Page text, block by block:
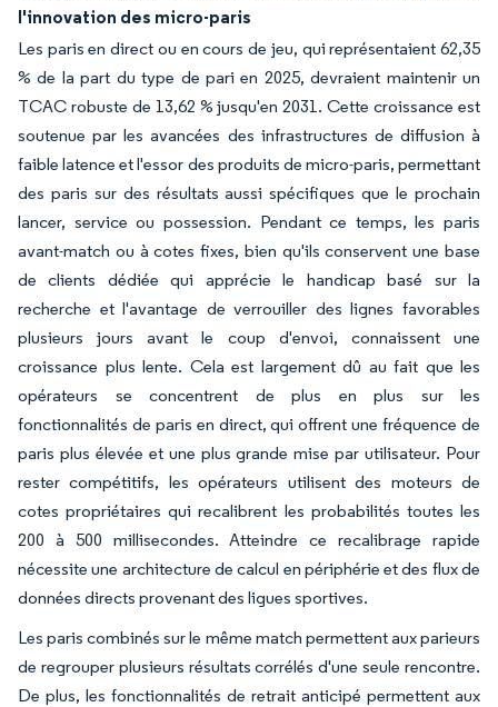
l'innovation des micro-paris
Les paris en direct ou en cours de jeu, qui représentaient 62,35
% de la part du type de pari en 2025, devraient maintenir un
TCAC robuste de 13,62 % jusqu'en 2031. Cette croissance est
soutenue par les avancées des infrastructures de diffusion à
faible latence et l'essor des produits de micro-paris, permettant
des paris sur des résultats aussi spécifiques que le prochain
lancer, service ou possession. Pendant ce temps, les paris
avant-match ou à cotes fixes, bien qu'ils conservent une base
de clients dédiée qui apprécie le handicap basé sur la
recherche et l'avantage de verrouiller des lignes favorables
plusieurs jours avant le coup d'envoi, connaissent une
croissance plus lente. Cela est largement dû au fait que les
opérateurs se concentrent de plus en plus sur les
fonctionnalités de paris en direct, qui offrent une fréquence de
paris plus élevée et une plus grande mise par utilisateur. Pour
rester compétitifs, les opérateurs utilisent des moteurs de
cotes propriétaires qui recalibrent les probabilités toutes les
200 à 500 millisecondes. Atteindre ce recalibrage rapide
nécessite une architecture de calcul en périphérie et des flux de
données directs provenant des ligues sportives.
Les paris combinés sur le même match permettent aux parieurs
de regrouper plusieurs résultats corrélés d'une seule rencontre.
De plus, les fonctionnalités de retrait anticipé permettent aux